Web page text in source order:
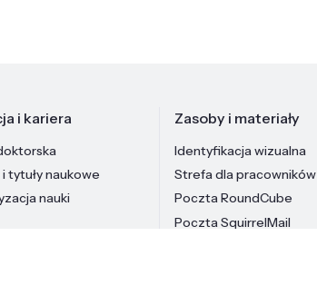
i kariera
tytuły naukowe
nauki
Zasoby i materiały
Identyfikacja wizualna
Strefa dla pracowników
Poczta RoundCube
Poczta SquirrelMail